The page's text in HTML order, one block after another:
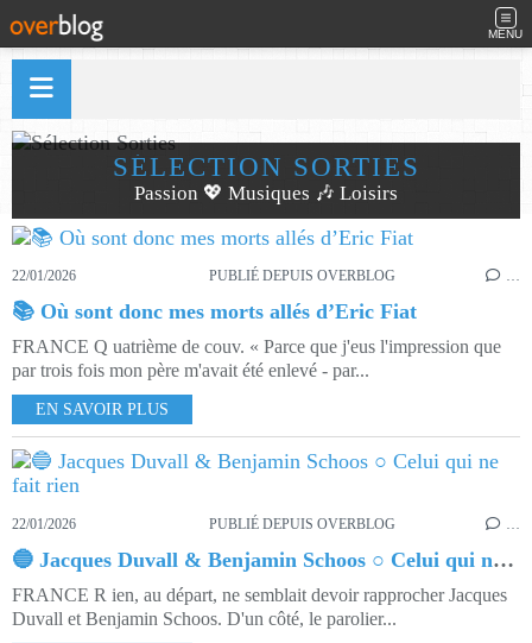
MENU
SÉLECTION SORTIES
Passion 💖 Musiques 🎶 Loisirs
22/01/2026 PUBLIÉ DEPUIS OVERBLOG …
📚 Où sont donc mes morts allés d’Eric Fiat
FRANCE Q uatrième de couv. « Parce que j'eus l'impression que
par trois fois mon père m'avait été enlevé - par...
EN SAVOIR PLUS
22/01/2026 PUBLIÉ DEPUIS OVERBLOG
🔵 Jacques Duvall & Benjamin Schoos ○ Celui qui ne fait rien
FRANCE R ien, au départ, ne semblait devoir rapprocher Jacques
Duvall et Benjamin Schoos. D'un côté, le parolier...